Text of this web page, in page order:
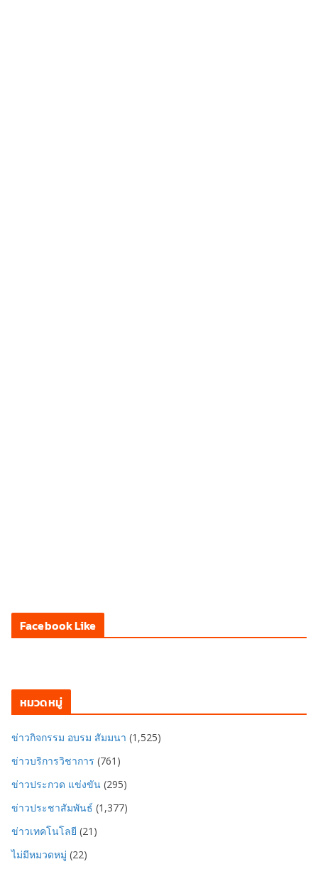
Facebook Like
หมวดหมู่
ข่าวกิจกรรม อบรม สัมมนา (1,525)
ข่าวบริการวิชาการ (761)
ข่าวประกวด แข่งขัน (295)
ข่าวประชาสัมพันธ์ (1,377)
ข่าวเทคโนโลยี (21)
ไม่มีหมวดหมู่ (22)